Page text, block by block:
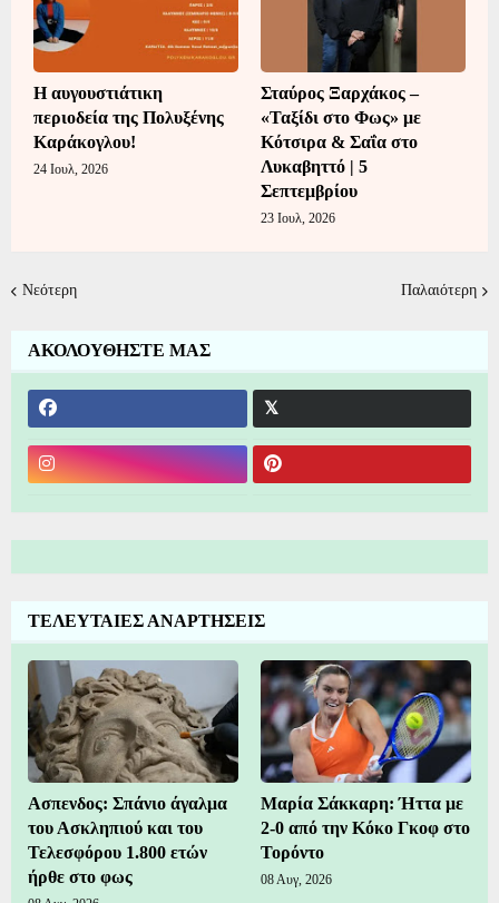
Η αυγουστιάτικη
περιοδεία της Πολυξένης
Καράκογλου!
24 Ιουλ, 2026
Σταύρος Ξαρχάκος –
«Ταξίδι στο Φως» με
Κότσιρα & Σαΐα στο
Λυκαβηττό | 5
Σεπτεμβρίου
23 Ιουλ, 2026
Νεότερη Παλαιότερη
ΑΚΟΛΟΥΘΗΣΤΕ ΜΑΣ
ΤΕΛΕΥΤΑΙΕΣ ΑΝΑΡΤΗΣΕΙΣ
Ασπενδος: Σπάνιο άγαλμα
του Ασκληπιού και του
Τελεσφόρου 1.800 ετών
ήρθε στο φως
Μαρία Σάκκαρη: Ήττα με
2-0 από την Κόκο Γκοφ στο
Τορόντο
08 Αυγ, 2026